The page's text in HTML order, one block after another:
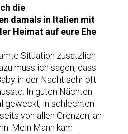
die
damals in Italien mit
Heimat auf eure Ehe
Situation zusätzlich
muss ich sagen, dass
in der Nacht sehr oft
In guten Nächten
geweckt, in schlechten
von allen Grenzen, an
Mein Mann kam